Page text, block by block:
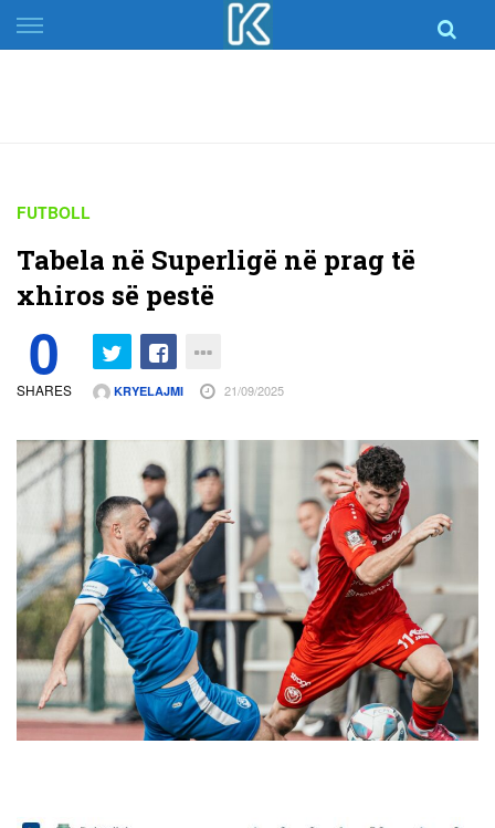
Skip
to
FUTBOLL
Tabela në Superligë në prag të
xhiros së pestë
0
SHARES KRYELAJMI 21/09/2025